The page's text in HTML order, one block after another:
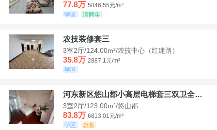
77.8万 5846.55元/m²
学区
满两年
农技装修套三
3室2厅/124.00m²/农技中心（红建路）
35.8万 2887.1元/m²
学区
河东新区悠山郡小高层电梯套三双卫全装带家具家电
3室2厅/123.00m²/悠山郡
83.8万 6813.01元/m²
学区
急售